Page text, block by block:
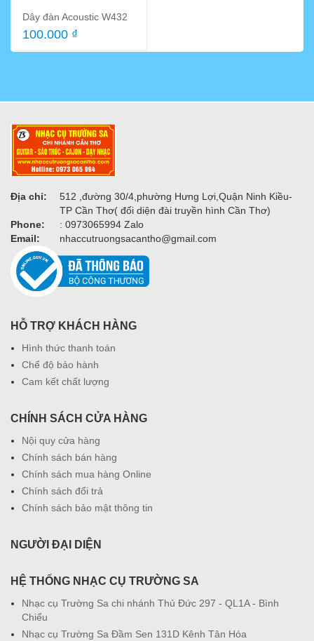
Dây đàn Acoustic W432
100.000 ₫
Địa chỉ:
512 ,đường 30/4,phường Hưng Lợi,Quận Ninh Kiều-
TP Cần Thơ( đối diện đài truyền hình Cần Thơ)
Phone:
: 0973065994 Zalo
Email:
nhaccutruongsacantho@gmail.com
HỖ TRỢ KHÁCH HÀNG
Hình thức thanh toán
Chế độ bảo hành
Cam kết chất lượng
CHÍNH SÁCH CỬA HÀNG
Nội quy cửa hàng
Chính sách bán hàng
Chính sách mua hàng Online
Chính sách đổi trả
Chính sách bảo mật thông tin
NGƯỜI ĐẠI DIỆN
HỆ THỐNG NHẠC CỤ TRƯỜNG SA
Nhạc cụ Trường Sa chi nhánh Thủ Đức 297 - QL1A - Bình
Chiểu
Nhạc cụ Trường Sa Đầm Sen 131D Kênh Tân Hóa